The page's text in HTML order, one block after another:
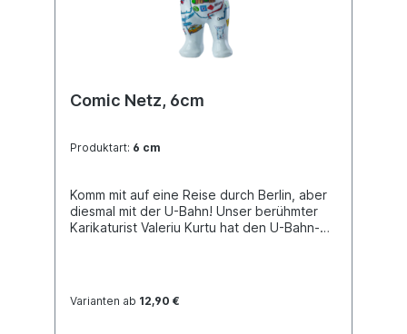
Comic Netz, 6cm
Produktart: 6 cm
Komm mit auf eine Reise durch Berlin, aber
diesmal mit der U-Bahn! Unser berühmter
Karikaturist Valeriu Kurtu hat den U-Bahn-
Varianten ab 12,90 €